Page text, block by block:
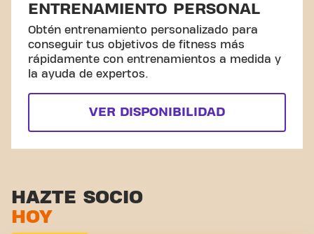
ENTRENAMIENTO PERSONAL
Obtén entrenamiento personalizado para
conseguir tus objetivos de fitness más
rápidamente con entrenamientos a medida y
la ayuda de expertos.
VER DISPONIBILIDAD
HAZTE SOCIO
HOY